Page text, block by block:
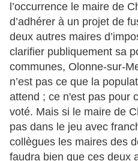
l’occurrence le maire de
d’adhérer à un projet de
deux autres maires
clarifier publiquement sa
communes, Olonne-sur-
n’est pas ce que la
attend ; ce n'est pas pour
voté. Mais si le maire de
pas dans le jeu avec
collègues les maires des
faudra bien que ces deux